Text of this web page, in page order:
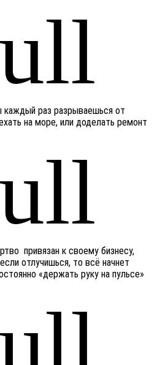
каждый раз разрываешься от
на море, или доделать ремонт
привязан к своему бизнесу,
отлучишься, то всё начнет
«держать руку на пульсе»